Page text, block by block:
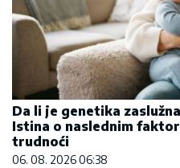
Da li je genetika
Istina o naslednim
trudnoći
06. 08. 2026 06:38